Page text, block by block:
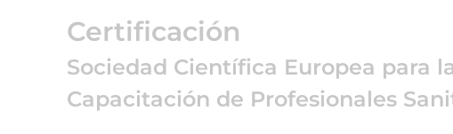
Certificación
Sociedad Científica Europea para
Capacitación de Profesionales